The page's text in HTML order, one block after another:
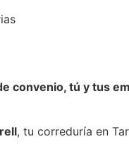
convenio, tú y tus
, tu correduría en